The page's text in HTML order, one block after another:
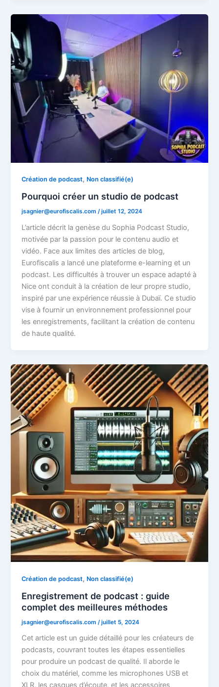
Création de podcast, Non classifié(e)
Pourquoi créer un studio de podcast
jsagnier@eurofiscalis.com/juillet 12, 2024
L’article décrit la genèse du Sophia Podcast Studio,
motivée par la passion pour le contenu audio et
vidéo. Face aux limites des articles de blog,
Eurofiscalis a lancé une plateforme e-learning et un
podcast. Les difficultés à trouver un espace adapté à
Nice ont conduit à la création de leur propre studio,
inspiré par une expérience réussie à Dubaï. Ce studio
vise à fournir un environnement professionnel pour
les enregistrements, facilitant la création de contenu
de haute qualité.
Création de podcast, Non classifié(e)
Enregistrement de podcast : guide
complet des meilleures méthodes
jsagnier@eurofiscalis.com /juillet 5, 2024
Cet article est un guide détaillé pour les créateurs de
podcasts, couvrant toutes les étapes essentielles
pour produire un podcast de qualité. Il aborde le
choix du matériel, comme les microphones USB et
XLR, les casques d’écoute, et les accessoires